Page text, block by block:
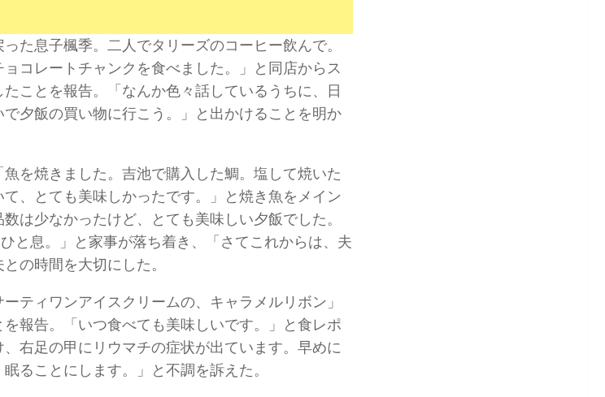
た息子楓季。二人でタリーズのコーヒー飲んで。
コレートチャンクを食べました。」と同店からス
ことを報告。「なんか色々話しているうちに、日
夕飯の買い物に行こう。」と出かけることを明か
を焼きました。吉池で購入した鯛。塩して焼いた
、とても美味しかったです。」と焼き魚をメイン
は少なかったけど、とても美味しい夕飯でした。
と息。」と家事が落ち着き、「さてこれからは、夫
の時間を大切にした。
ティワンアイスクリームの、キャラメルリボン」
報告。「いつ食べても美味しいです。」と食レポ
右足の甲にリウマチの症状が出ています。早めに
ることにします。」と不調を訴えた。